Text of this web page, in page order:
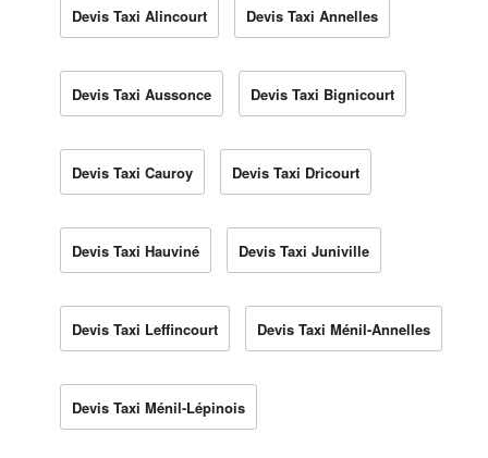
Devis Taxi Alincourt Devis Taxi Annelles
Devis Taxi Aussonce Devis Taxi Bignicourt
Devis Taxi Cauroy Devis Taxi Dricourt
Devis Taxi Hauviné Devis Taxi Juniville
Devis Taxi Leffincourt Devis Taxi Ménil-Annelles
Devis Taxi Ménil-Lépinois